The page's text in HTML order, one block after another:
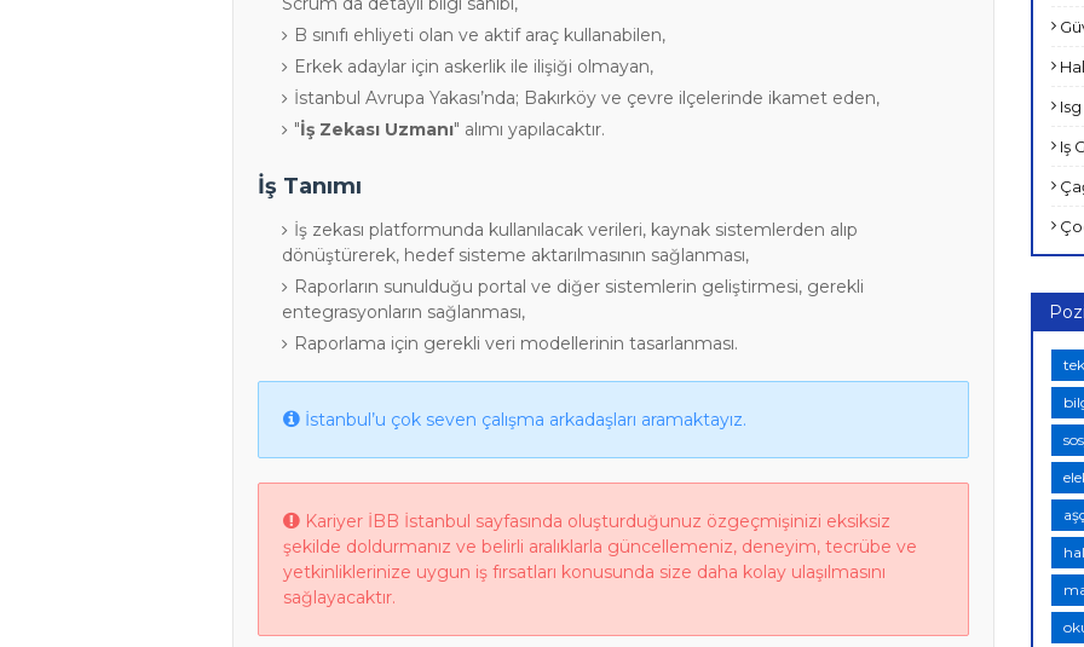
B sınıfı ehliyeti olan ve aktif araç kullanabilen,
Erkek adaylar için askerlik ile ilişiği olmayan,
İstanbul Avrupa Yakası’nda; Bakırköy ve çevre ilçelerinde ikamet eden,
"İş Zekası Uzmanı" alımı yapılacaktır.
İş Tanımı
İş zekası platformunda kullanılacak verileri, kaynak sistemlerden alıp
dönüştürerek, hedef sisteme aktarılmasının sağlanması,
Raporların sunulduğu portal ve diğer sistemlerin geliştirmesi, gerekli
entegrasyonların sağlanması,
Raporlama için gerekli veri modellerinin tasarlanması.
İstanbul’u çok seven çalışma arkadaşları aramaktayız.
Kariyer İBB İstanbul sayfasında oluşturduğunuz özgeçmişinizi eksiksiz
şekilde doldurmanız ve belirli aralıklarla güncellemeniz, deneyim, tecrübe ve
yetkinliklerinize uygun iş fırsatları konusunda size daha kolay ulaşılmasını
sağlayacaktır.
Isg
Iş